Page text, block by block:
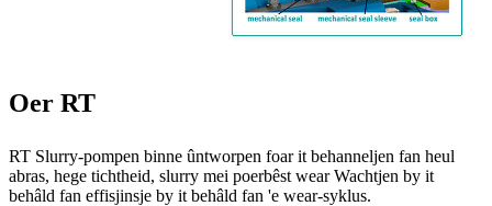
Oer RT
RT Slurry-pompen binne ûntworpen foar it behanneljen fan heul
abras, hege tichtheid, slurry mei poerbêst wear Wachtjen by it
behâld fan effisjinsje by it behâld fan 'e wear-syklus.